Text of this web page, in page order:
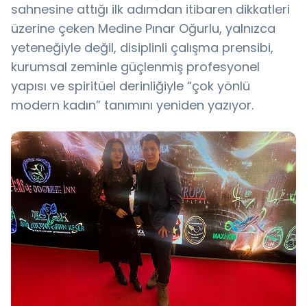
sahnesine attığı ilk adımdan itibaren dikkatleri
üzerine çeken Medine Pınar Oğurlu, yalnızca
yeteneğiyle değil, disiplinli çalışma prensibi,
kurumsal zeminle güçlenmiş profesyonel
yapısı ve spiritüel derinliğiyle “çok yönlü
modern kadın” tanımını yeniden yazıyor.